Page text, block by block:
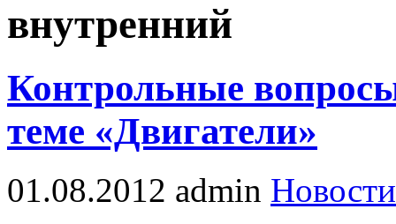
внутренний
Контрольные
теме «Двигатели»
01.08.2012 admin Новости